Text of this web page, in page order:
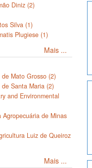
Diniz (2)
Silva (1)
Plugiese (1)
Mais ...
Mato Grosso (2)
Santa Maria (2)
and Environmental
Agropecuária de Minas
Luiz de Queiroz
Mais ...